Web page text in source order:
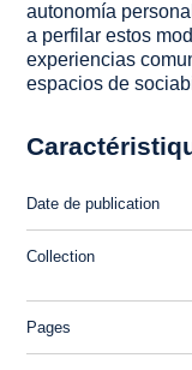
autonomía
a perfilar estos
experiencias
espacios de
Date de publication
Collection
Pages